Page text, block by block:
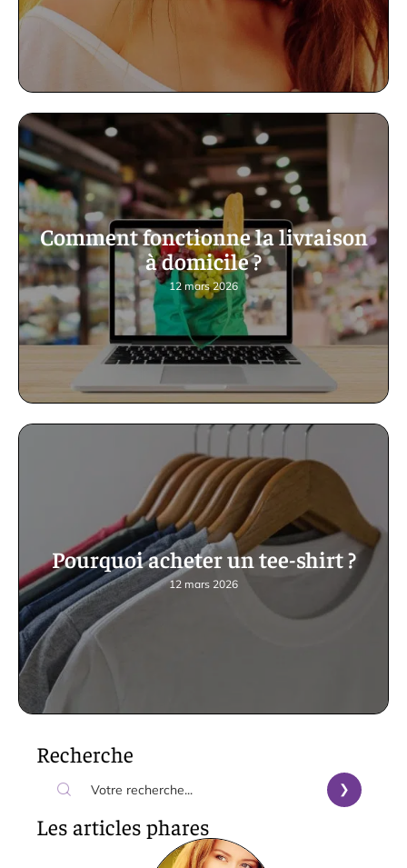
Comment fonctionne la livraison
à domicile ?
12 mars 2026
Pourquoi acheter un tee-shirt ?
12 mars 2026
Recherche
Les articles phares